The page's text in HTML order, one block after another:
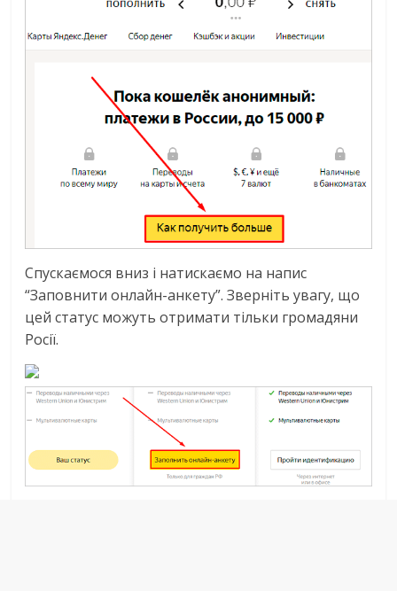
Спускаємося вниз і натискаємо на напис
“Заповнити онлайн-анкету”. Зверніть увагу, що
цей статус можуть отримати тільки громадяни
Росії.